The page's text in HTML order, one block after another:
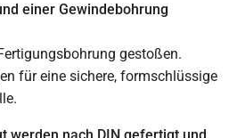
einer Gewindebohrung
gestoßen.
für eine sichere, formschlüssige